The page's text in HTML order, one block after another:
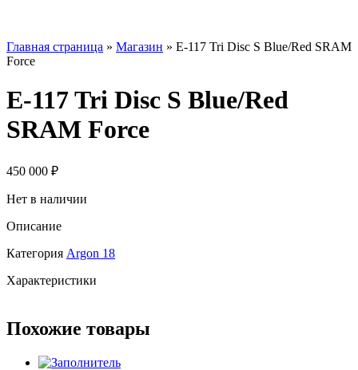
Главная страница » Магазин » E-117 Tri Disc S Blue/Red SRAM
Force
E-117 Tri Disc S Blue/Red
SRAM Force
450 000 ₽
Нет в наличии
Описание
Категория Argon 18
Характеристики
Похожие товары